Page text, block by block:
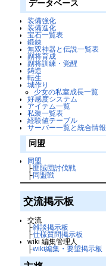
データベース
装備強化
装備進化
宝石一覧表
鍛錬
無双神器と伝説一覧表
副将育成
副将訓練・覚醒
鋳造
転生
城作り
少女の私室成長一覧
好感度システム
アイテム一覧
私装一覧表
経験値テーブル
サーバー一覧と統合情報
同盟
同盟
├匪賊団討伐戦
├同盟戦
交流掲示板
交流
├雑談掲示板
├仕様質問掲示板
wiki 編集管理人
├wiki編集・要望掲示板